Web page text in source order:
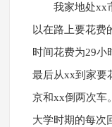
我家地处xx
以在路上要花费
时间花费为29小
最后从xx到家要
京和xx倒两次车
大学时期的每次